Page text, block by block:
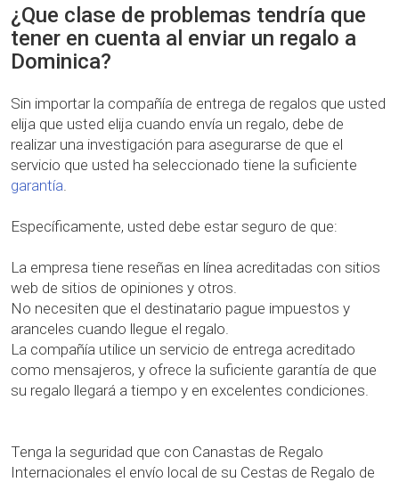
¿Que clase de problemas tendría que
tener en cuenta al enviar un regalo a
Dominica?
Sin importar la compañía de entrega de regalos que usted
elija que usted elija cuando envía un regalo, debe de
realizar una investigación para asegurarse de que el
servicio que usted ha seleccionado tiene la suficiente
garantía.
Específicamente, usted debe estar seguro de que:
La empresa tiene reseñas en línea acreditadas con sitios
web de sitios de opiniones y otros.
No necesiten que el destinatario pague impuestos y
aranceles cuando llegue el regalo.
La compañía utilice un servicio de entrega acreditado
como mensajeros, y ofrece la suficiente garantía de que
su regalo llegará a tiempo y en excelentes condiciones.
Tenga la seguridad que con Canastas de Regalo
Internacionales el envío local de su Cestas de Regalo de